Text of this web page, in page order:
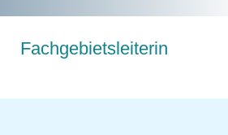
Fachgebietsleiterin